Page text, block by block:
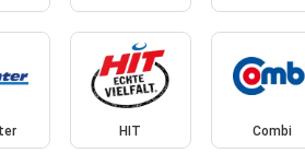
HIT Combi